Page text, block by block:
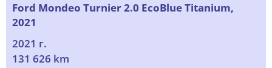
Ford Mondeo Turnier 2.0 EcoBlue Titanium,
2021
2021 г.
131 626 km